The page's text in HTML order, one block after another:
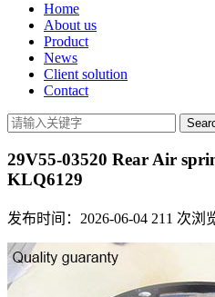
Home
About us
Product
News
Client solution
Contact
29V55-03520 Rear Air
KLQ6129
发布时间：2026-06-04 211 次浏